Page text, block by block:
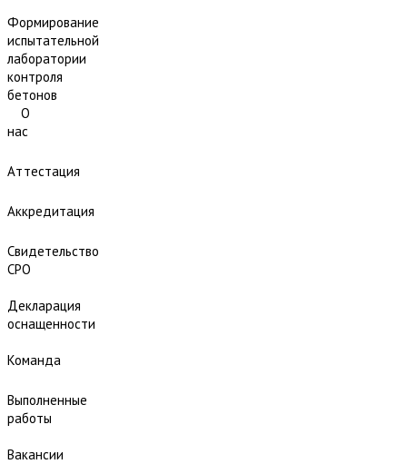
Формирование
испытательной
лаборатории
контроля
бетонов
О
нас
Аттестация
Аккредитация
Свидетельство
СРО
Декларация
оснащенности
Команда
Выполненные
работы
Вакансии